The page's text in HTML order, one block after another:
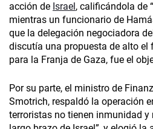
acción de Israel, calificándola de
mientras un funcionario de
que la delegación negociadora
discutía una propuesta de alto el
para la Franja de Gaza, fue el
Por su parte, el ministro de
Smotrich, respaldó la operación
terroristas no tienen inmunidad y